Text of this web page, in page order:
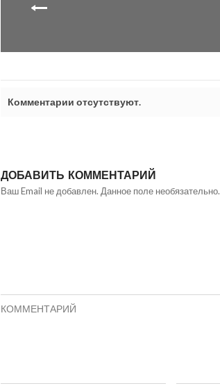
Комментарии отсутствуют.
ДОБАВИТЬ КОММЕНТАРИЙ
Ваш Email не добавлен. Данное поле необязательно.
КОММЕНТАРИЙ